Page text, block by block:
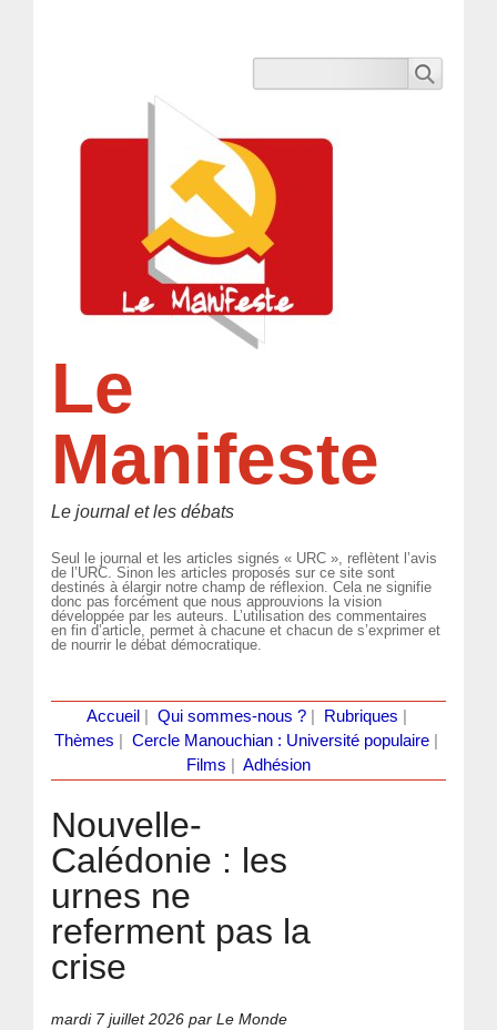
Le
Manifeste
Le journal et les débats
Seul le journal et les articles signés « URC », reflètent l’avis
de l’URC. Sinon les articles proposés sur ce site sont
destinés à élargir notre champ de réflexion. Cela ne signifie
donc pas forcément que nous approuvions la vision
développée par les auteurs. L’utilisation des commentaires
en fin d’article, permet à chacune et chacun de s’exprimer et
de nourrir le débat démocratique.
Accueil Qui sommes-nous ?| Rubriques
Thèmes
Cercle Manouchian : Université populaire
Films
Adhésion
Nouvelle-
Calédonie : les
urnes ne
referment pas la
crise
mardi 7 juillet 2026 par Le Monde